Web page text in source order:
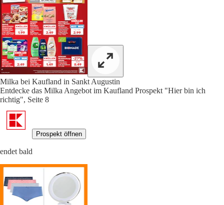
Milka bei Kaufland in Sankt Augustin
Entdecke das Milka Angebot im Kaufland Prospekt "Hier bin ich
richtig", Seite 8
Prospekt öffnen
endet bald